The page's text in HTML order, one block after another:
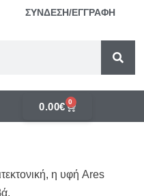
ΣΥΝΔΕΣΗ/ΕΓΓΡΑΦΗ
0.00€ 0
η υφή Ares